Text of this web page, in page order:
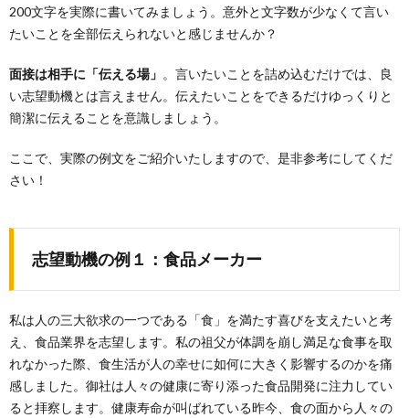
200文字を実際に書いてみましょう。意外と文字数が少なくて言い
たいことを全部伝えられないと感じませんか？
面接は相手に「伝える場」 。言いたいことを詰め込むだけでは、良
い志望動機とは言えません。伝えたいことをできるだけゆっくりと
簡潔に伝えることを意識しましょう。
ここで、実際の例文をご紹介いたしますので、是非参考にしてくだ
さい！
志望動機の例１：食品メーカー
私は人の三大欲求の一つである「食」を満たす喜びを支えたいと考
え、食品業界を志望します。私の祖父が体調を崩し満足な食事を取
れなかった際、食生活が人の幸せに如何に大きく影響するのかを痛
感しました。御社は人々の健康に寄り添った食品開発に注力してい
ると拝察します。健康寿命が叫ばれている昨今、食の面から人々の